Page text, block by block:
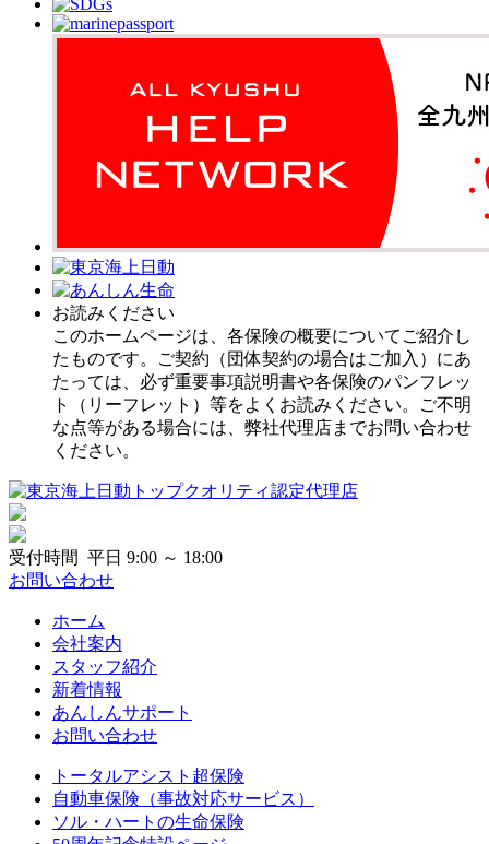
お読みください
このホームページは、各保険の概要についてご紹介し
たものです。ご契約（団体契約の場合はご加入）にあ
たっては、必ず重要事項説明書や各保険のパンフレッ
ト（リーフレット）等をよくお読みください。ご不明
な点等がある場合には、弊社代理店までお問い合わせ
ください。
受付時間 平日 9:00 ～ 18:00
お問い合わせ
ホーム
会社案内
スタッフ紹介
新着情報
あんしんサポート
お問い合わせ
トータルアシスト超保険
自動車保険（事故対応サービス）
ソル・ハートの生命保険